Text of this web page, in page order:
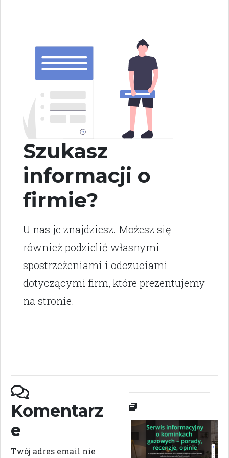
Szukasz
informacji o
firmie?
U nas je znajdziesz. Możesz się
również podzielić własnymi
spostrzeżeniami i odczuciami
dotyczącymi firm, które prezentujemy
na stronie.
Komentarz
e
Twój adres email nie